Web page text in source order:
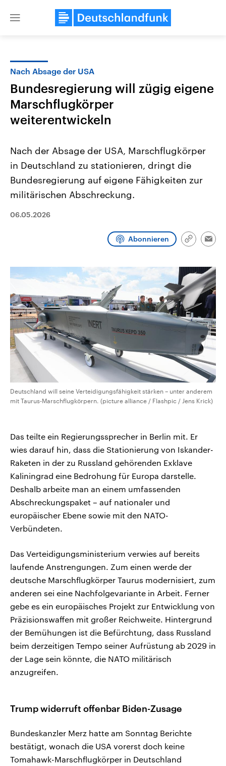
Close
Landtagswahl Sachsen-Anhalt
2026
Alle Informationen
Sachsen-Anhalt wählt am 6.
Landtag. Seit 2021 wird das
Wahlprogramme, aktuelle Berichte
und Kandidaten der anstehenden
Wahl.
USA
Aktuelle Beiträge,
aktuelle Weltgeschehen.
Audio-Archiv
Nach Absage der USA
Bundesregierung will zügig eigene
Marschflugkörper
weiterentwickeln
Nach der Absage der USA, Marschflugkörper
in Deutschland zu stationieren, dringt die
Bundesregierung auf eigene Fähigkeiten zur
militärischen Abschreckung.
06.05.2026
Abonnieren
Link
Deutschland will seine Verteidigungsfähigkeit stärken – unter anderem
mit Taurus-Marschflugkörpern. (picture alliance / Flashpic / Jens Krick)
Das teilte ein Regierungssprecher in Berlin mit. Er
wies darauf hin, dass die Stationierung von Iskander-
Raketen in der zu Russland gehörenden Exklave
Kaliningrad eine Bedrohung für Europa darstelle.
Deshalb arbeite man an einem umfassenden
Abschreckungspaket – auf nationaler und
europäischer Ebene sowie mit den NATO-
Verbündeten.
Das Verteidigungsministerium verwies auf bereits
laufende Anstrengungen. Zum einen werde der
deutsche Marschflugkörper Taurus modernisiert, zum
anderen sei eine Nachfolgevariante in Arbeit. Ferner
gebe es ein europäisches Projekt zur Entwicklung von
Präzisionswaffen mit großer Reichweite. Hintergrund
der Bemühungen ist die Befürchtung, dass Russland
beim derzeitigen Tempo seiner Aufrüstung ab 2029 in
der Lage sein könnte, die NATO militärisch
anzugreifen.
Trump widerruft offenbar Biden-Zusage
Bundeskanzler Merz hatte am Sonntag Berichte
bestätigt, wonach die USA vorerst doch keine
Tomahawk-Marschflugkörper in Deutschland